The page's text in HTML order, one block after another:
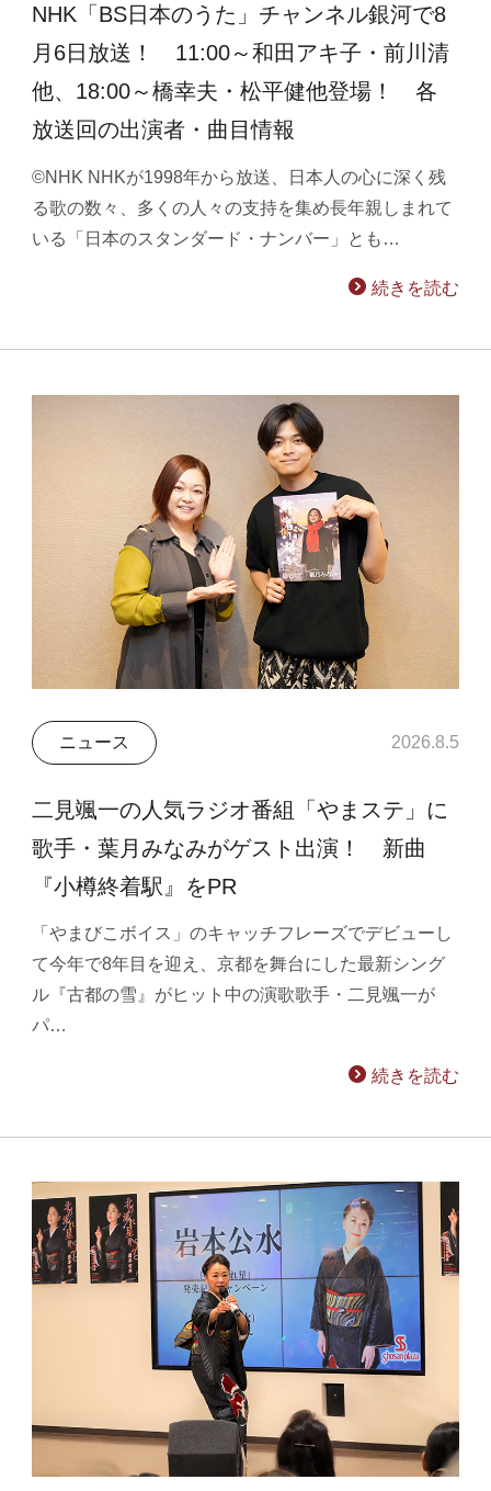
NHK「BS日本のうた」チャンネル銀河で8
月6日放送！ 11:00～和田アキ子・前川清
他、18:00～橋幸夫・松平健他登場！ 各
放送回の出演者・曲目情報
©NHK NHKが1998年から放送、日本人の心に深く残
る歌の数々、多くの人々の支持を集め長年親しまれて
いる「日本のスタンダード・ナンバー」とも…
続きを読む
ニュース 2026.8.5
二見颯一の人気ラジオ番組「やまステ」に
歌手・葉月みなみがゲスト出演！ 新曲
『小樽終着駅』をPR
「やまびこボイス」のキャッチフレーズでデビューし
て今年で8年目を迎え、京都を舞台にした最新シング
ル『古都の雪』がヒット中の演歌歌手・二見颯一が
パ…
続きを読む